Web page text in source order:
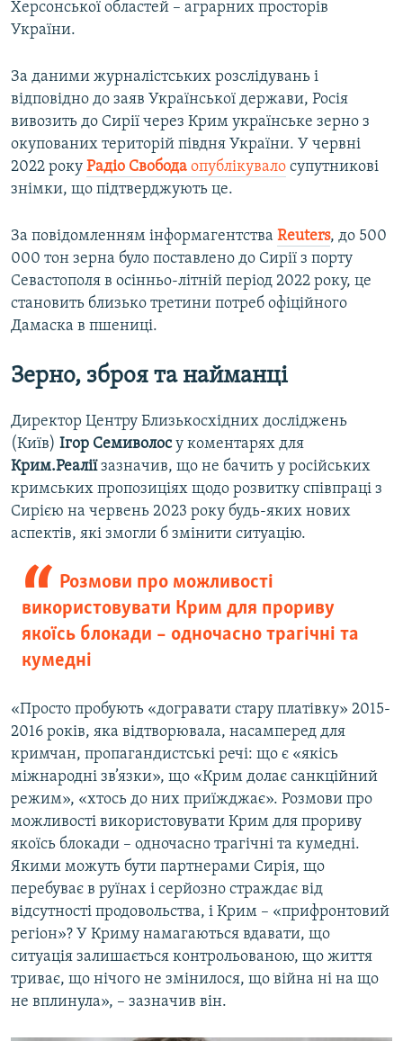
Херсонської областей – аграрних просторів
України.
За даними журналістських розслідувань і
відповідно до заяв Української держави, Росія
вивозить до Сирії через Крим українське зерно з
окупованих територій півдня України. У червні
2022 року Радіо Свобода опублікувало супутникові
знімки, що підтверджують це.
За повідомленням інформагентства Reuters, до 500
000 тон зерна було поставлено до Сирії з порту
Севастополя в осінньо-літній період 2022 року, це
становить близько третини потреб офіційного
Дамаска в пшениці.
Зерно, зброя та найманці
Директор Центру Близькосхідних досліджень
(Київ) Ігор Семиволосу коментарях для
Крим.Реаліїзазначив, що не бачить у російських
кримських пропозиціях щодо розвитку співпраці з
Сирією на червень 2023 року будь-яких нових
аспектів, які змогли б змінити ситуацію.
Розмови про можливості
використовувати Крим для прориву
якоїсь блокади – одночасно трагічні та
кумедні
«Просто пробують «догравати стару платівку» 2015-
2016 років, яка відтворювала, насамперед для
кримчан, пропагандистські речі: що є «якісь
міжнародні зв’язки», що «Крим долає санкційний
режим», «хтось до них приїжджає». Розмови про
можливості використовувати Крим для прориву
якоїсь блокади – одночасно трагічні та кумедні.
Якими можуть бути партнерами Сирія, що
перебуває в руїнах і серйозно страждає від
відсутності продовольства, і Крим – «прифронтовий
регіон»? У Криму намагаються вдавати, що
ситуація залишається контрольованою, що життя
триває, що нічого не змінилося, що війна ні на що
не вплинула», – зазначив він.